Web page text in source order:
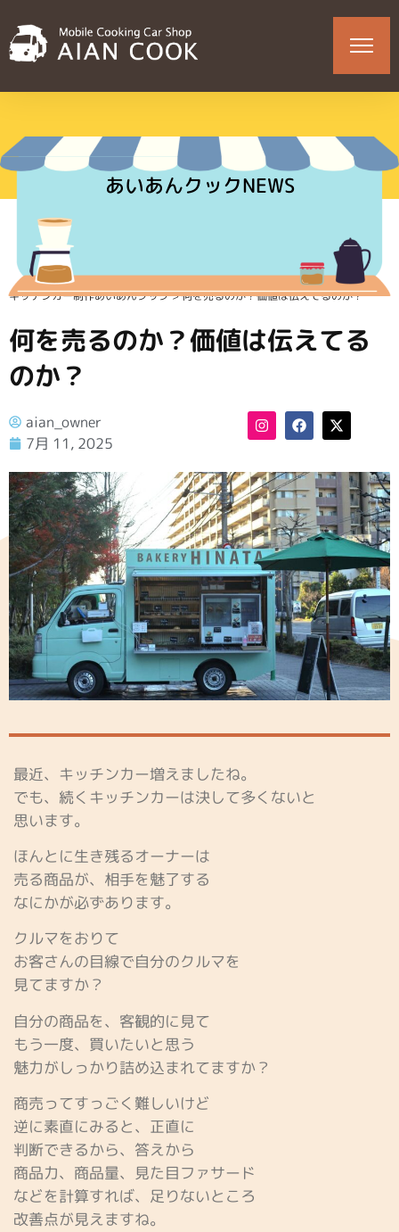
あいあんクックNEWS
キッチンカー制作あいあんクック>何を売るのか？価値は伝えてるのか？
何を売るのか？価値は伝えてる
のか？
aian_owner
7月 11, 2025
最近、キッチンカー増えましたね。
でも、続くキッチンカーは決して多くないと
思います。
ほんとに生き残るオーナーは
売る商品が、相手を魅了する
なにかが必ずあります。
クルマをおりて
お客さんの目線で自分のクルマを
見てますか？
自分の商品を、客観的に見て
もう一度、買いたいと思う
魅力がしっかり詰め込まれてますか？
商売ってすっごく難しいけど
逆に素直にみると、正直に
判断できるから、答えから
商品力、商品量、見た目ファサード
などを計算すれば、足りないところ
改善点が見えますね。